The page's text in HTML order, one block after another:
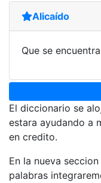
Alicaído
Que se
El diccionario se
estara ayudando a
en credito.
En la nueva
palabras